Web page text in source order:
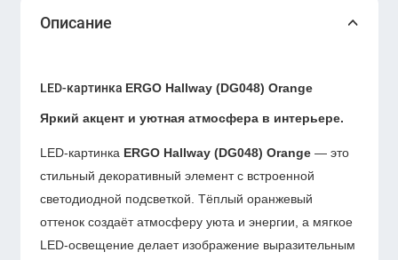
Описание
LED-картинка ERGO Hallway (DG048) Orange
Яркий акцент и уютная атмосфера в интерьере.
LED-картинка ERGO Hallway (DG048) Orange — это
стильный декоративный элемент с встроенной
светодиодной подсветкой. Тёплый оранжевый
оттенок создаёт атмосферу уюта и энергии, а мягкое
LED-освещение делает изображение выразительным